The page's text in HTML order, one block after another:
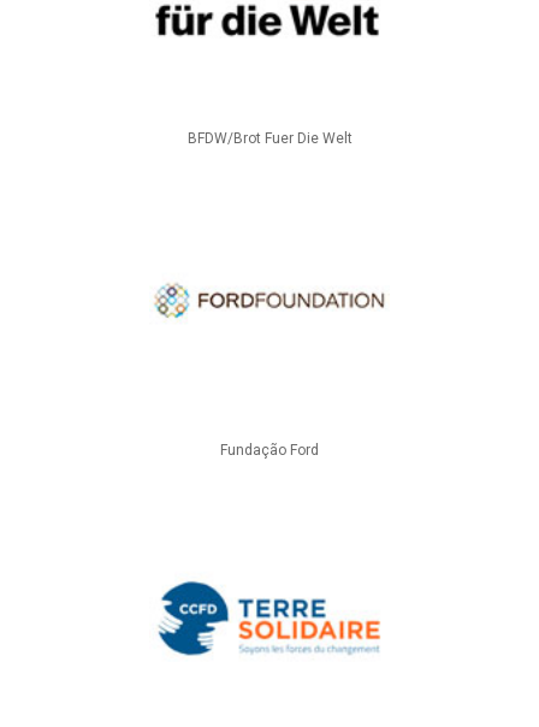
BFDW/Brot Fuer Die Welt
Fundação Ford